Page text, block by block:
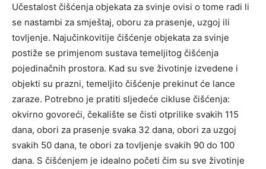
Učestalost čišćenja objekata za svinje ovisi o tome radi li
se nastambi za smještaj, oboru za prasenje, uzgoj ili
tovljenje. Najučinkovitije čišćenje objekata za svinje
postiže se primjenom sustava temeljitog čišćenja
pojedinačnih prostora. Kad su sve životinje izvedene i
objekti su prazni, temeljito čišćenje prekinut će lance
zaraze. Potrebno je pratiti sljedeće cikluse čišćenja:
okvirno govoreći, čekalište se čisti otprilike svakih 115
dana, obori za prasenje svaka 32 dana, obori za uzgoj
svakih 50 dana, te obori za tovljenje svakih 90 do 100
dana. S čišćenjem je idealno početi čim su sve životinje